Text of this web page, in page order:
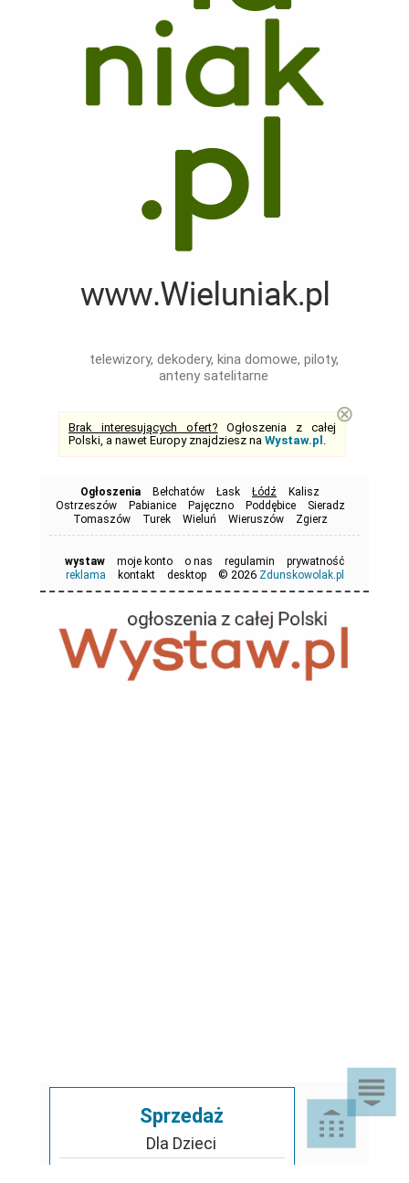
telewizory, dekodery, kina domowe, piloty,
anteny satelitarne
Brak interesujących ofert? Ogłoszenia z całej
Polski, a nawet Europy znajdziesz na Wystaw.pl .
⊗
Ogłoszenia Bełchatów Łask Łódź
Kalisz
Ostrzeszów
Pabianice Pajęczno Poddębice
Sieradz
Tomaszów
Turek Wieluń Wieruszów Zgierz
wystaw moje konto o nas regulamin
prywatność
reklama
kontakt desktop © 2026 Zdunskowolak.pl
Sprzedaż
Dla Dzieci